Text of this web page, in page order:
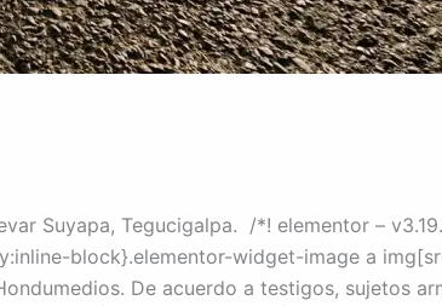
Suyapa, Tegucigalpa. /*! elementor –
block}.elementor-widget-image a
De acuerdo a testigos, sujetos